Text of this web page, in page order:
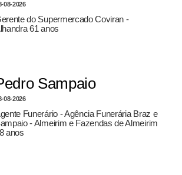
08-2026
do Supermercado Coviran -
61 anos
Sampaio
08-2026
Funerário - Agência Funerária Braz e
- Almeirim e Fazendas de Almeirim
anos